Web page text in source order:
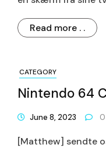
Read more . .
CATEGORY
Nintendo 64
June 8, 2023 0
[Matthew] sendte